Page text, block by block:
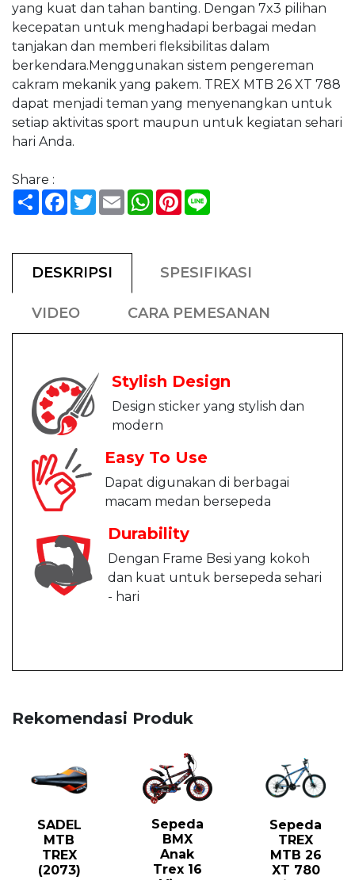
yang kuat dan tahan banting. Dengan 7x3 pilihan
kecepatan untuk menghadapi berbagai medan
tanjakan dan memberi fleksibilitas dalam
berkendara.Menggunakan sistem pengereman
cakram mekanik yang pakem. TREX MTB 26 XT 788
dapat menjadi teman yang menyenangkan untuk
setiap aktivitas sport maupun untuk kegiatan sehari
hari Anda.
Share :
ShareFacebook
TwitterEmailWhatsApp
Pinterest
DESKRIPSI SPESIFIKASI
VIDEO CARA PEMESANAN
Stylish Design
Design sticker yang stylish dan
modern
Easy To Use
Dapat digunakan di berbagai
macam medan bersepeda
Durability
Dengan Frame Besi yang kokoh
dan kuat untuk bersepeda sehari
- hari
Rekomendasi Produk
SADEL
MTB
TREX
(2073)
Sepeda
BMX
Anak
Trex 16
Sepeda
TREX
MTB 26
XT 780